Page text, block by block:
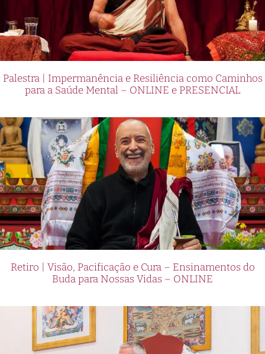
Palestra | Impermanência e Resiliência como Caminhos
para a Saúde Mental – ONLINE e PRESENCIAL
Retiro | Visão, Pacificação e Cura – Ensinamentos do
Buda para Nossas Vidas – ONLINE